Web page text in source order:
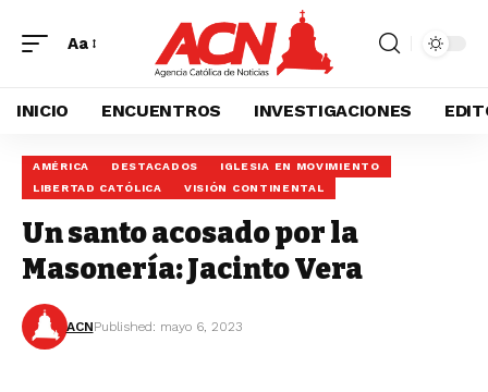
Aa
INICIO ENCUENTROS INVESTIGACIONES
AMÉRICA DESTACADOS
IGLESIA EN MOVIMIENTO
LIBERTAD CATÓLICA
VISIÓN CONTINENTAL
Un santo acosado por la
Masonería: Jacinto Vera
ACNPublished: mayo 6, 2023